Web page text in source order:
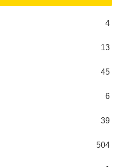
4
13
45
6
39
504